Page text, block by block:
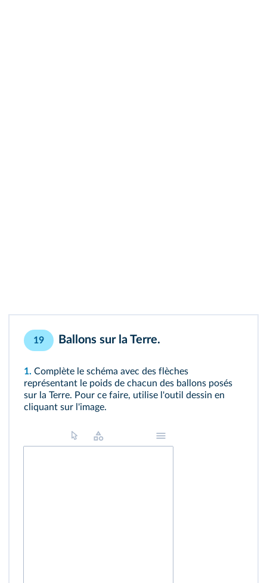
19 Ballons sur la Terre.
1. Complète le schéma avec des flèches
représentant le poids de chacun des ballons posés
sur la Terre. Pour ce faire, utilise l'outil dessin en
cliquant sur l'image.